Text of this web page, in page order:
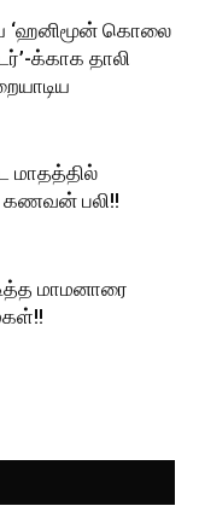
‘ஹனிமூன் கொலை
க்காக தாலி
மாதத்தில்
கணவன் பலி!!
மாமனாரை